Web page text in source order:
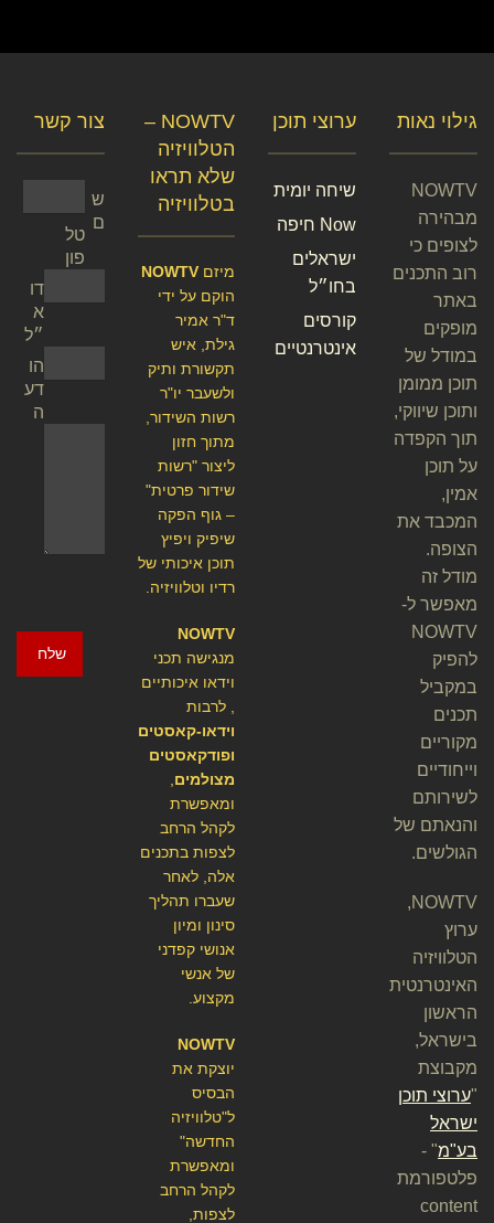
צור קשר
ש
ם
טל
פון
דו
א
״ל
הו
דע
ה
שלח
NOWTV –
הטלוויזיה
שלא תראו
בטלוויזיה
מיזם NOWTV
הוקם על ידי
ד"ר אמיר
גילת, איש
תקשורת ותיק
ולשעבר יו"ר
רשות השידור,
מתוך חזון
ליצור "רשות
שידור פרטית"
– גוף הפקה
שיפיק ויפיץ
תוכן איכותי של
רדיו וטלוויזיה.
NOWTV
מנגישה תכני
וידאו איכותיים
, לרבות
וידאו-קאסטים
ופודקאסטים
מצולמים
ומאפשרת
לקהל הרחב
לצפות בתכנים
אלה, לאחר
שעברו תהליך
סינון ומיון
אנושי קפדני
של אנשי
מקצוע.
NOWTV
יוצקת את
הבסיס
ל"טלוויזיה
החדשה"
ומאפשרת
לקהל הרחב
לצפות,
ערוצי תוכן
שיחה יומית
Now חיפה
ישראלים
בחו״ל
קורסים
אינטרנטיים
גילוי נאות
NOWTV
מבהירה
לצופים כי
רוב התכנים
באתר
מופקים
במודל של
תוכן ממומן
ותוכן שיווקי,
תוך הקפדה
על תוכן
אמין,
המכבד את
הצופה.
מודל זה
מאפשר ל-
NOWTV
להפיק
במקביל
תכנים
מקוריים
וייחודיים
לשירותם
והנאתם של
הגולשים.
NOWTV,
ערוץ
הטלוויזיה
האינטרנטית
הראשון
בישראל,
מקבוצת
"ערוצי תוכן
ישראל
בע"מ" -
פלטפורמת
content